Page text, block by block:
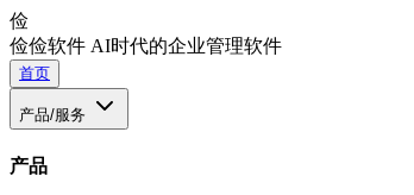
俭
俭俭软件 AI时代的企业管理软件
首页
产品/服务
产品